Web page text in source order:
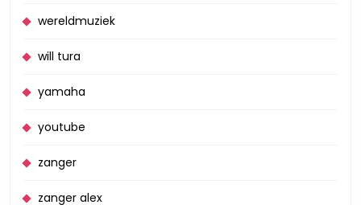
wereldmuziek
will tura
yamaha
youtube
zanger
zanger alex